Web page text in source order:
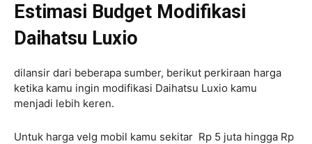
Estimasi Budget Modifikasi
Daihatsu Luxio
dilansir dari beberapa sumber, berikut perkiraan harga
ketika kamu ingin modifikasi Daihatsu Luxio kamu
menjadi lebih keren.
Untuk harga velg mobil kamu sekitar Rp 5 juta hingga Rp